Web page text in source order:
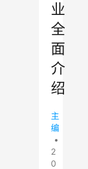
业
全
面
介
绍
主
编
•
2
0